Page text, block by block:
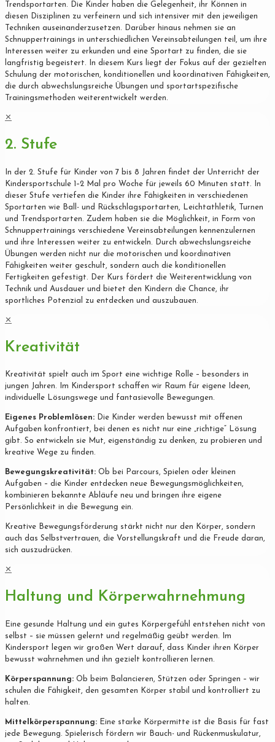
Trendsportarten. Die Kinder haben die Gelegenheit, ihr Können in
diesen Disziplinen zu verfeinern und sich intensiver mit den jeweiligen
Techniken auseinanderzusetzen. Darüber hinaus nehmen sie an
Schnuppertrainings in unterschiedlichen Vereinsabteilungen teil, um ihre
Interessen weiter zu erkunden und eine Sportart zu finden, die sie
langfristig begeistert. In diesem Kurs liegt der Fokus auf der gezielten
Schulung der motorischen, konditionellen und koordinativen Fähigkeiten,
die durch abwechslungsreiche Übungen und sportartspezifische
Trainingsmethoden weiterentwickelt werden.
✕
2. Stufe
In der 2. Stufe für Kinder von 7 bis 8 Jahren findet der Unterricht der
Kindersportschule 1–2 Mal pro Woche für jeweils 60 Minuten statt. In
dieser Stufe vertiefen die Kinder ihre Fähigkeiten in verschiedenen
Sportarten wie Ball- und Rückschlagsportarten, Leichtathletik, Turnen
und Trendsportarten. Zudem haben sie die Möglichkeit, in Form von
Schnuppertrainings verschiedene Vereinsabteilungen kennenzulernen
und ihre Interessen weiter zu entwickeln. Durch abwechslungsreiche
Übungen werden nicht nur die motorischen und koordinativen
Fähigkeiten weiter geschult, sondern auch die konditionellen
Fertigkeiten gefestigt. Der Kurs fördert die Weiterentwicklung von
Technik und Ausdauer und bietet den Kindern die Chance, ihr
sportliches Potenzial zu entdecken und auszubauen.
✕
Kreativität
Kreativität spielt auch im Sport eine wichtige Rolle – besonders in
jungen Jahren. Im Kindersport schaffen wir Raum für eigene Ideen,
individuelle Lösungswege und fantasievolle Bewegungen.
Eigenes Problemlösen: Die Kinder werden bewusst mit offenen
Aufgaben konfrontiert, bei denen es nicht nur eine „richtige“ Lösung
gibt. So entwickeln sie Mut, eigenständig zu denken, zu probieren und
kreative Wege zu finden.
Bewegungskreativität: Ob bei Parcours, Spielen oder kleinen
Aufgaben – die Kinder entdecken neue Bewegungsmöglichkeiten,
kombinieren bekannte Abläufe neu und bringen ihre eigene
Persönlichkeit in die Bewegung ein.
Kreative Bewegungsförderung stärkt nicht nur den Körper, sondern
auch das Selbstvertrauen, die Vorstellungskraft und die Freude daran,
sich auszudrücken.
✕
Haltung und Körperwahrnehmung
Eine gesunde Haltung und ein gutes Körpergefühl entstehen nicht von
selbst – sie müssen gelernt und regelmäßig geübt werden. Im
Kindersport legen wir großen Wert darauf, dass Kinder ihren Körper
bewusst wahrnehmen und ihn gezielt kontrollieren lernen.
Körperspannung: Ob beim Balancieren, Stützen oder Springen – wir
schulen die Fähigkeit, den gesamten Körper stabil und kontrolliert zu
halten.
Mittelkörperspannung: Eine starke Körpermitte ist die Basis für fast
jede Bewegung. Spielerisch fördern wir Bauch- und Rückenmuskulatur,